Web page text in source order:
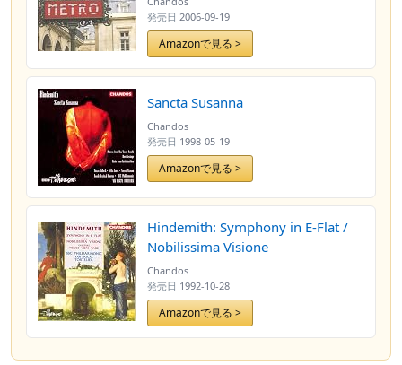
発売日 2006-09-19
Amazonで見る >
Sancta Susanna
Chandos
発売日 1998-05-19
Amazonで見る >
Hindemith: Symphony in E-Flat /
Nobilissima Visione
Chandos
発売日 1992-10-28
Amazonで見る >